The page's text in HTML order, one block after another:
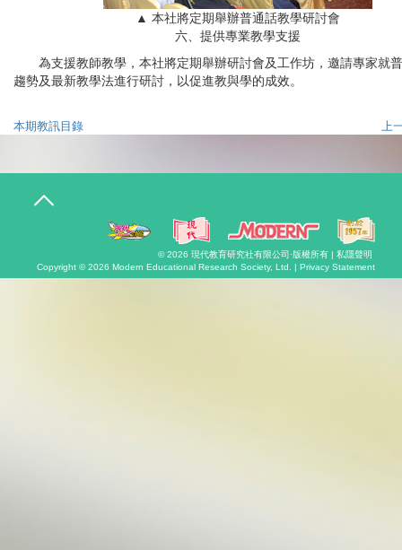
▲ 本社將定期舉辦普通話教學研討會
六、提供專業教學支援
為支援教師教學，本社將定期舉辦研討會及工作坊，邀請專家就
趨勢及最新教學法進行研討，以促進教與學的成效。
本期教訊目錄 上
T
n
© 2026 現代教育研究社有限公司 ·版權所有 | 私隱聲明
Copyright © 2026 Modern Educational Research Society, Ltd. | Privacy Statement